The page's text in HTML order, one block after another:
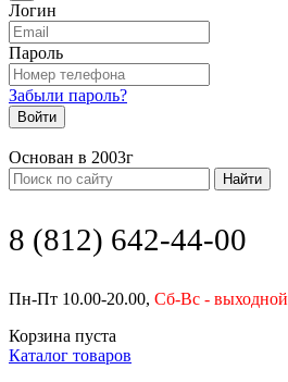
Логин
Пароль
Забыли пароль?
Войти
Основан в 2003г
Найти
8 (812) 642-44-00
Пн-Пт 10.00-20.00, Сб-Вс - выходной
Корзина пуста
Каталог товаров